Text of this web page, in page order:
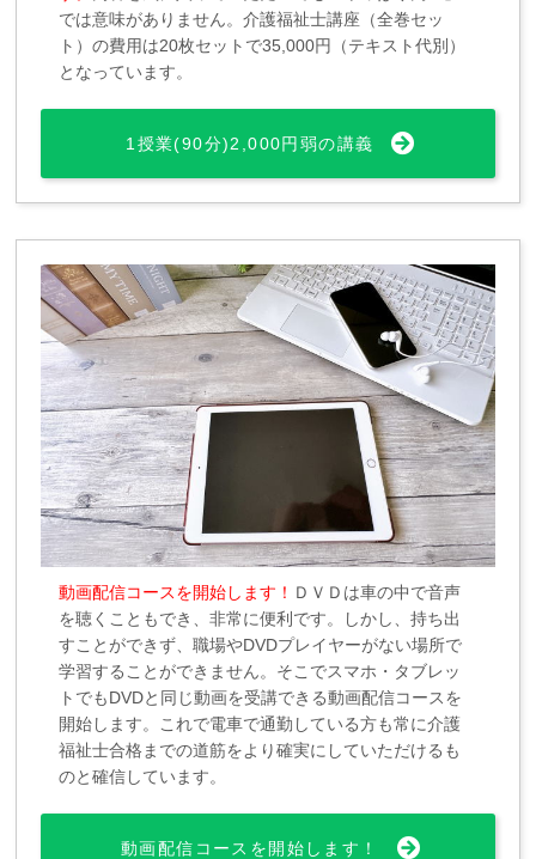
では意味がありません。介護福祉士講座（全巻セッ
ト）の費用は20枚セットで35,000円（テキスト代別）
となっています。
1授業(90分)2,000円弱の講義
動画配信コースを開始します！ ＤＶＤは車の中で音声
を聴くこともでき、非常に便利です。しかし、持ち出
すことができず、職場やDVDプレイヤーがない場所で
学習することができません。そこでスマホ・タブレッ
トでもDVDと同じ動画を受講できる動画配信コースを
開始します。これで電車で通勤している方も常に介護
福祉士合格までの道筋をより確実にしていただけるも
のと確信しています。
動画配信コースを開始します！